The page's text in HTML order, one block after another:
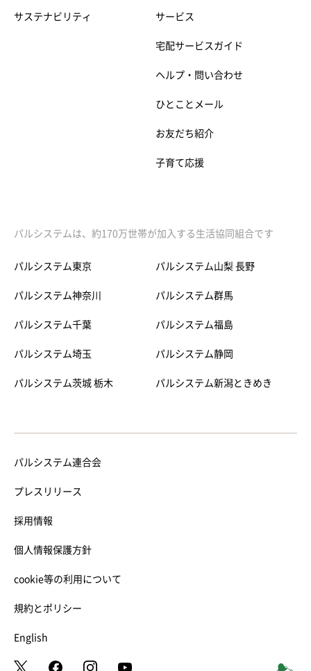
サステナビリティ サービス
宅配サービスガイド
ヘルプ・問い合わせ
ひとことメール
お友だち紹介
子育て応援
パルシステムは、約170万世帯が加入する生活協同組合です
パルシステム東京
パルシステム神奈川
パルシステム千葉
パルシステム埼玉
パルシステム茨城 栃木
パルシステム山梨 長野
パルシステム群馬
パルシステム福島
パルシステム静岡
パルシステム新潟ときめき
パルシステム連合会
プレスリリース
採用情報
個人情報保護方針
cookie等の利用について
規約とポリシー
English